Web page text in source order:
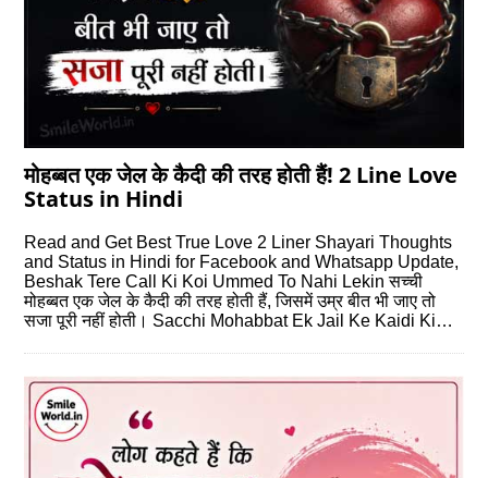
मोहब्‍बत एक जेल के कैदी की तरह होती हैं! 2 Line Love
Status in Hindi
Read and Get Best True Love 2 Liner Shayari Thoughts
and Status in Hindi for Facebook and Whatsapp Update,
Beshak Tere Call Ki Koi Ummed To Nahi Lekin सच्‍ची
मोहब्‍बत एक जेल के कैदी की तरह होती हैं, जिसमें उम्र बीत भी जाए तो
सजा पूरी नहीं होती। Sacchi Mohabbat Ek Jail Ke Kaidi Ki…